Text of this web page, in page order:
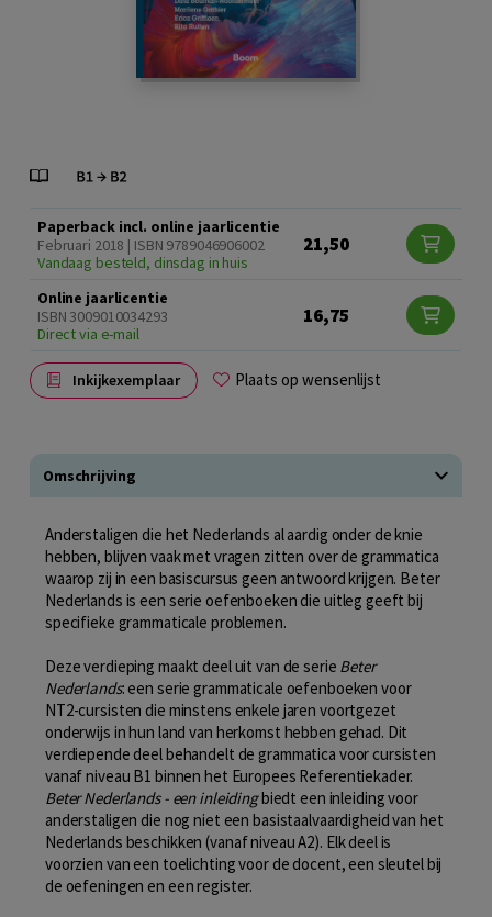
Paperback incl. online jaarlicentie
Februari 2018 | ISBN 9789046906002
Vandaag besteld, dinsdag in huis
21,50
Online jaarlicentie
ISBN 3009010034293
Direct via e-mail
16,75
Inkijkexemplaar Plaats op wensenlijst
Omschrijving
Anderstaligen die het Nederlands al aardig onder de knie
hebben, blijven vaak met vragen zitten over de grammatica
waarop zij in een basiscursus geen antwoord krijgen. Beter
Nederlands is een serie oefenboeken die uitleg geeft bij
specifieke grammaticale problemen.
Deze verdieping maakt deel uit van de serie Beter
Nederlands: een serie grammaticale oefenboeken voor
NT2-cursisten die minstens enkele jaren voortgezet
onderwijs in hun land van herkomst hebben gehad. Dit
verdiepende deel behandelt de grammatica voor cursisten
vanaf niveau B1 binnen het Europees Referentiekader.
Beter Nederlands - een inleidingbiedt een inleiding voor
anderstaligen die nog niet een basistaalvaardigheid van het
Nederlands beschikken (vanaf niveau A2). Elk deel is
voorzien van een toelichting voor de docent, een sleutel bij
de oefeningen en een register.